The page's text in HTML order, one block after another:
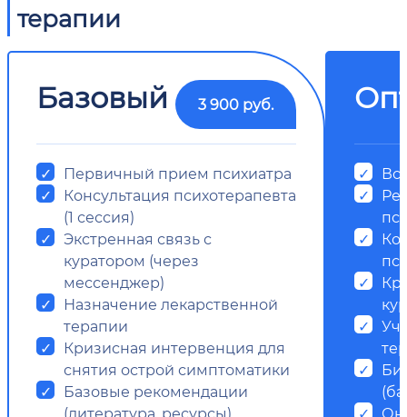
терапии
Базовый 3 900 руб.
Первичный прием психиатра
Консультация психотерапевта
(1 сессия)
Экстренная связь с
куратором (через
мессенджер)
Назначение лекарственной
терапии
Кризисная интервенция для
снятия острой симптоматики
Базовые рекомендации
(литература, ресурсы)